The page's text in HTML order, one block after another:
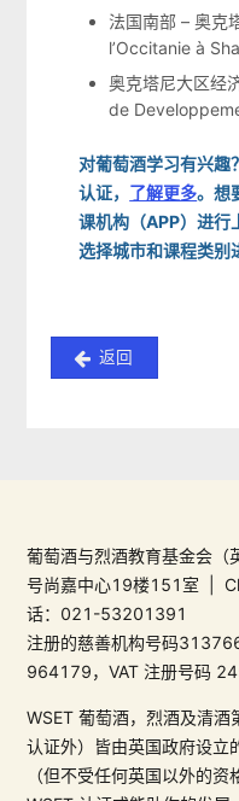
法国南部 – 奥克
l’Occitanie à
奥克塔尼大区经
de
对葡萄酒学习有兴趣
认证， 了解更多。想
课机构（APP）进行
选择城市和课程类别
返回
葡萄酒与烈酒教育基金会
号尚嘉中心19楼151室 |
话：021-53201391
注册的慈善机构号码
964179，VAT 注册号码
WSET 葡萄酒，烈酒及清
认证外）皆由英国政府设立
（但不受任何英国以外的资